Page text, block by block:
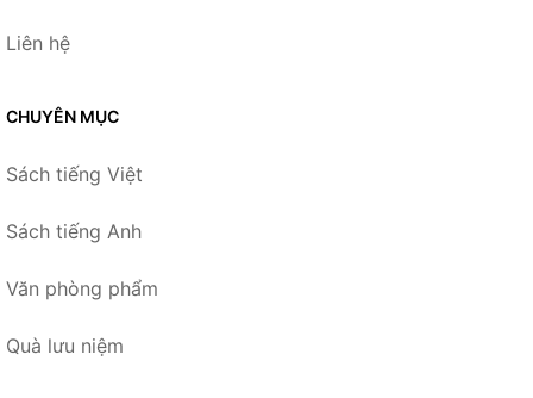
Liên hệ
CHUYÊN MỤC
Sách tiếng Việt
Sách tiếng Anh
Văn phòng phẩm
Quà lưu niệm